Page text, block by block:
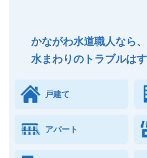
かながわ水道職人なら
水まわりのトラブルは
戸建て
アパート